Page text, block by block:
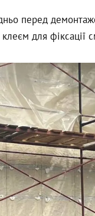
перед
для фіксації